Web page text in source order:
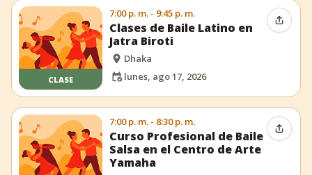
CLASE
7:00 p. m. - 9:45 p. m.
Clases de Baile Latino en
Jatra Biroti
Dhaka
lunes, ago 17, 2026
7:00 p. m. - 8:30 p. m.
Curso Profesional de Baile
Salsa en el Centro de Arte
Yamaha